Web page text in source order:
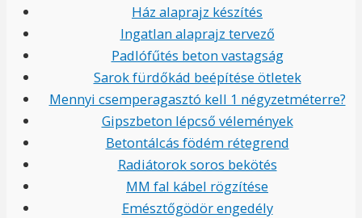
Ház alaprajz készítés
Ingatlan alaprajz tervező
Padlófűtés beton vastagság
Sarok fürdőkád beépítése ötletek
Mennyi csemperagasztó kell 1 négyzetméterre?
Gipszbeton lépcső vélemények
Betontálcás födém rétegrend
Radiátorok soros bekötés
MM fal kábel rögzítése
Emésztőgödör engedély